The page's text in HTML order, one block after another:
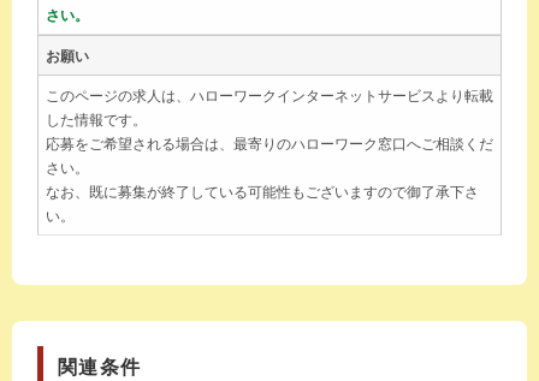
さい。
お願い
このページの求人は、ハローワークインターネットサービスより転載
した情報です。
応募をご希望される場合は、最寄りのハローワーク窓口へご相談くだ
さい。
なお、既に募集が終了している可能性もございますので御了承下さ
い。
関連条件